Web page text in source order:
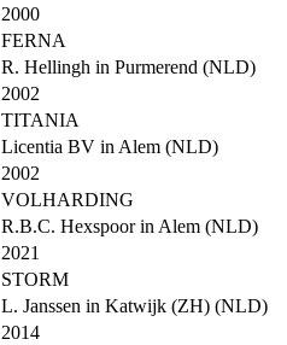
2000
FERNA
R. Hellingh in Purmerend (NLD)
2002
TITANIA
Licentia BV in Alem (NLD)
2002
VOLHARDING
R.B.C. Hexspoor in Alem (NLD)
2021
STORM
L. Janssen in Katwijk (ZH) (NLD)
2014